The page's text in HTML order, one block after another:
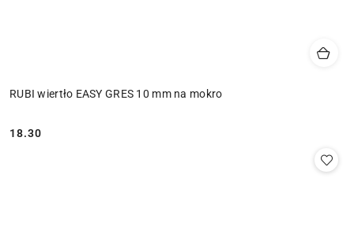
RUBI wiertło EASY GRES 10 mm na mokro
Cena:
18.30